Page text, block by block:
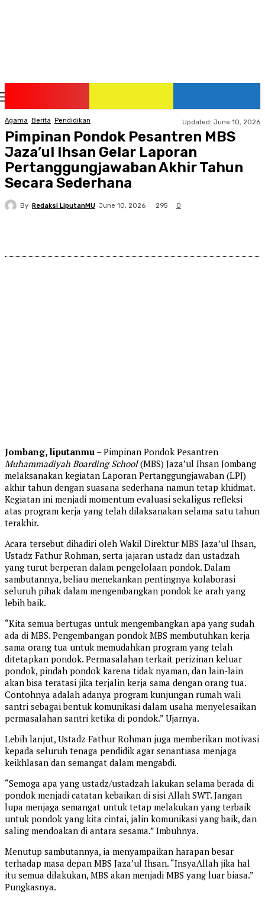
Agama Berita Pendidikan Updated: June 10, 2026
Pimpinan Pondok Pesantren MBS
Jaza’ul Ihsan Gelar Laporan
Pertanggungjawaban Akhir Tahun
Secara Sederhana
By Redaksi LiputanMU June 10, 2026 295 0
Jombang, liputanmu – Pimpinan Pondok Pesantren
Muhammadiyah Boarding School(MBS) Jaza’ul Ihsan Jombang
melaksanakan kegiatan Laporan Pertanggungjawaban (LPJ)
akhir tahun dengan suasana sederhana namun tetap khidmat.
Kegiatan ini menjadi momentum evaluasi sekaligus refleksi
atas program kerja yang telah dilaksanakan selama satu tahun
terakhir.
Acara tersebut dihadiri oleh Wakil Direktur MBS Jaza’ul Ihsan,
Ustadz Fathur Rohman, serta jajaran ustadz dan ustadzah
yang turut berperan dalam pengelolaan pondok. Dalam
sambutannya, beliau menekankan pentingnya kolaborasi
seluruh pihak dalam mengembangkan pondok ke arah yang
lebih baik.
“Kita semua bertugas untuk mengembangkan apa yang sudah
ada di MBS. Pengembangan pondok MBS membutuhkan kerja
sama orang tua untuk memudahkan program yang telah
ditetapkan pondok. Permasalahan terkait perizinan keluar
pondok, pindah pondok karena tidak nyaman, dan lain-lain
akan bisa teratasi jika terjalin kerja sama dengan orang tua.
Contohnya adalah adanya program kunjungan rumah wali
santri sebagai bentuk komunikasi dalam usaha menyelesaikan
permasalahan santri ketika di pondok.” Ujarnya.
Lebih lanjut, Ustadz Fathur Rohman juga memberikan motivasi
kepada seluruh tenaga pendidik agar senantiasa menjaga
keikhlasan dan semangat dalam mengabdi.
“Semoga apa yang ustadz/ustadzah lakukan selama berada di
pondok menjadi catatan kebaikan di sisi Allah SWT. Jangan
lupa menjaga semangat untuk tetap melakukan yang terbaik
untuk pondok yang kita cintai, jalin komunikasi yang baik, dan
saling mendoakan di antara sesama.” Imbuhnya.
Menutup sambutannya, ia menyampaikan harapan besar
terhadap masa depan MBS Jaza’ul Ihsan. “InsyaAllah jika hal
itu semua dilakukan, MBS akan menjadi MBS yang luar biasa.”
Pungkasnya.